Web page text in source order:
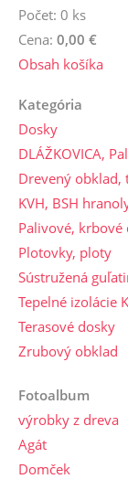
Počet: 0 ks
Cena: 0,00 €
Obsah košíka
Kategória
Dosky
DLÁŽKOVICA,
Drevený
KVH, BSH
Palivové, krbové
Plotovky, ploty
Sústružená
Tepelné izolácie
Terasové dosky
Zrubový obklad
Fotoalbum
výrobky z dreva
Agát
Domček